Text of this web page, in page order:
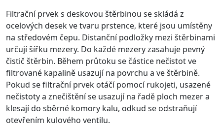
Filtrační prvek s deskovou štěrbinou se skládá z
ocelových desek ve tvaru prstence, které jsou umístěny
na středovém čepu. Distanční podložky mezi štěrbinami
určují šířku mezery. Do každé mezery zasahuje pevný
čistič štěrbin. Během průtoku se částice nečistot ve
filtrované kapalině usazují na povrchu a ve štěrbině.
Pokud se filtrační prvek otáčí pomocí rukojeti, usazené
nečistoty a znečištění se usazují na řadě ploch mezer a
klesají do sběrné komory kalu, odkud se odstraňují
otevřením kulového ventilu.